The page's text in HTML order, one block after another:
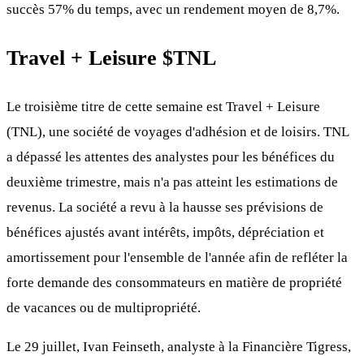
succès 57% du temps, avec un rendement moyen de 8,7%.
Travel + Leisure $TNL
Le troisième titre de cette semaine est Travel + Leisure
(TNL), une société de voyages d'adhésion et de loisirs. TNL
a dépassé les attentes des analystes pour les bénéfices du
deuxième trimestre, mais n'a pas atteint les estimations de
revenus. La société a revu à la hausse ses prévisions de
bénéfices ajustés avant intérêts, impôts, dépréciation et
amortissement pour l'ensemble de l'année afin de refléter la
forte demande des consommateurs en matière de propriété
de vacances ou de multipropriété.
Le 29 juillet, Ivan Feinseth, analyste à la Financière Tigress,